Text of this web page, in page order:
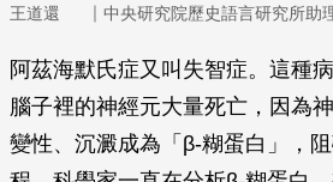
王道還 ｜ 中央研究院歷史語言研究所助
阿茲海默氏症又叫失智症。這種
腦子裡的神經元大量死亡，因為
變性、沉澱成為「 β-糊蛋白」，